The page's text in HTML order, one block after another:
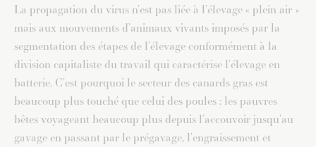
La propagation du virus n’est pas liée à l’élevage « plein air »
mais aux mouvements d’animaux vivants imposés par la
segmentation des étapes de l’élevage conformément à la
division capitaliste du travail qui caractérise l’élevage en
batterie. C’est pourquoi le secteur des canards gras est
beaucoup plus touché que celui des poules : les pauvres
bêtes voyageant beaucoup plus depuis l’accouvoir jusqu’au
gavage en passant par le prégavage, l’engraissement et